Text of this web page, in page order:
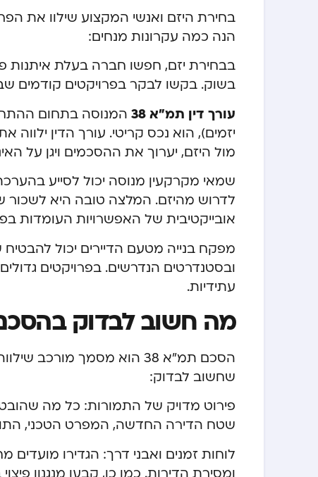
בחירת היזם ואנשי המקצוע שילוו את
הנה כמה עקרונות מנחים:
בבחירת יזם, חפשו חברה בעלת איתנות
בשוק. בקשו לבקר בפרויקטים קודמים
עורך דין תמ״א 38
המנוסה בתחום
יזמים), הוא נכס קריטי. עורך הדין
מול היזם, יערוך את ההסכמים ויגן על
שמאי מקרקעין מנוסה יכול לסייע
לדרוש מהיזם. המלצה טובה היא לשכור
אובייקטיבית של האפשרויות העומדות
מפקח בנייה מטעם הדיירים יכול
ובסטנדרטים הנדרשים. בפרויקטים
עתידיות.
מה חשוב לבדוק בהסכם
הסכם תמ”א 38 הוא מסמך
שחשוב לבדוק:
פירוט מדויק של התמורות: כל מה
שטח הדירה החדשה, המפרט הטכני,
לוחות זמנים ואבני דרך: הגדירו